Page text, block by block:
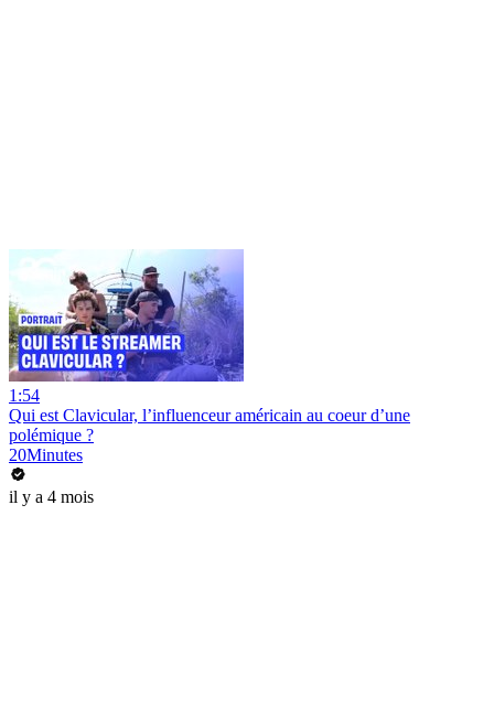
1:54
Qui est Clavicular, l’influenceur américain au coeur d’une
polémique ?
20Minutes
il y a 4 mois